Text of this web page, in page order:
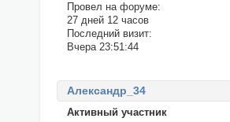
Провел на форуме:
27 дней 12 часов
Последний визит:
Вчера 23:51:44
Александр_34
Активный участник